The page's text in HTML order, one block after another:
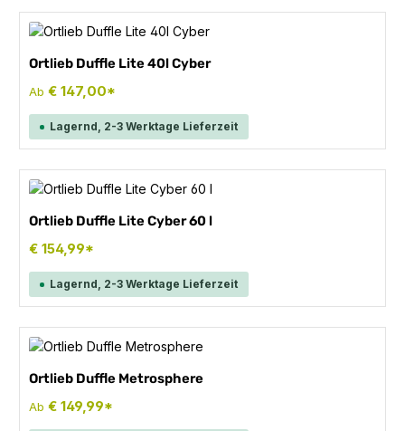
Ortlieb Duffle Lite 40l Cyber
Ab€ 147,00*
Lagernd, 2-3 Werktage Lieferzeit
Ortlieb Duffle Lite Cyber 60 l
€ 154,99*
Lagernd, 2-3 Werktage Lieferzeit
Ortlieb Duffle Metrosphere
Ab€ 149,99*